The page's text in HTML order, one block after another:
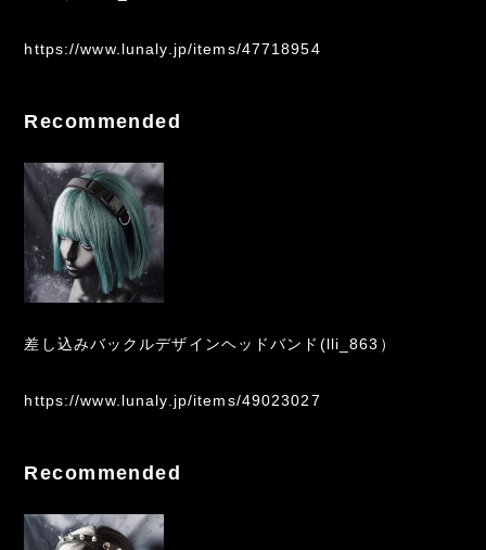
https://www.lunaly.jp/items/47718954
Recommended
差し込みバックルデザインヘッドバンド(lli_863）
https://www.lunaly.jp/items/49023027
Recommended